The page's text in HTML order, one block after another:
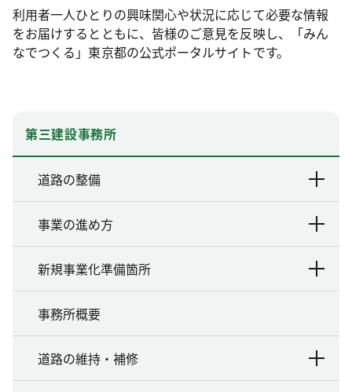
利用者一人ひとりの興味関心や状況に応じて必要な情報
をお届けするとともに、皆様のご意見を反映し、「みん
なでつくる」東京都の公式ポータルサイトです。
第三建設事務所
道路の整備
事業の進め方
新規事業化準備箇所
事務所概要
道路の維持・補修